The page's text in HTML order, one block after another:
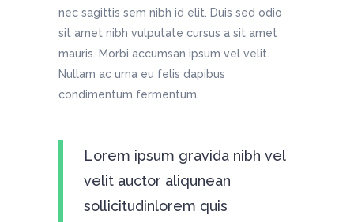
nec sagittis sem nibh id elit. Duis sed odio
sit amet nibh vulputate cursus a sit amet
mauris. Morbi accumsan ipsum vel velit.
Nullam ac urna eu felis dapibus
condimentum fermentum.
Lorem ipsum gravida nibh vel
velit auctor aliqunean
sollicitudinlorem quis